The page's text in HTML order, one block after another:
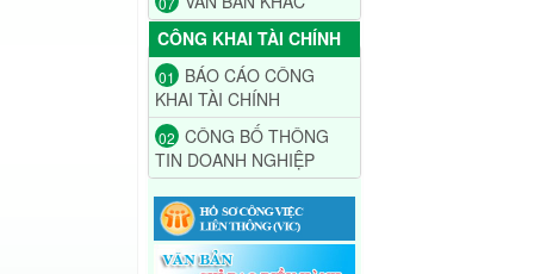
CÔNG KHAI TÀI CHÍNH
01
BÁO CÁO CÔNG
KHAI TÀI CHÍNH
02 CÔNG BỐ THÔNG
TIN DOANH NGHIỆP